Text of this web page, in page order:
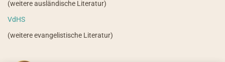
(weitere ausländische Literatur)
VdHS
(weitere evangelistische Literatur)